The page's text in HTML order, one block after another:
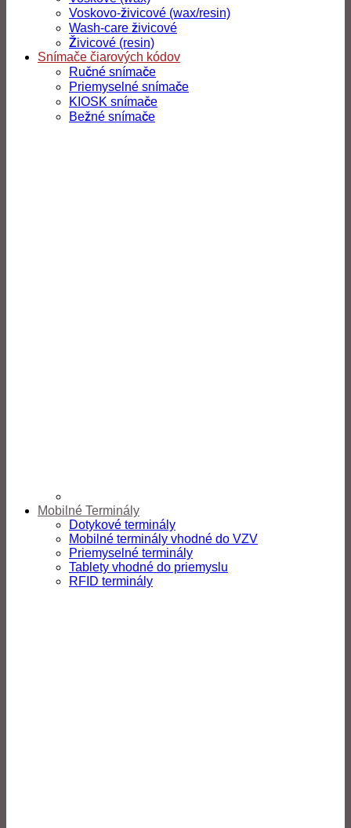
Voskovo-živicové (wax/resin)
Wash-care živicové
Živicové (resin)
Snímače čiarových kódov
Ručné snímače
Priemyselné snímače
KIOSK snímače
Bežné snímače
Mobilné Terminály
Dotykové terminály
Mobilné terminály vhodné do VZV
Priemyselné terminály
Tablety vhodné do priemyslu
RFID terminály